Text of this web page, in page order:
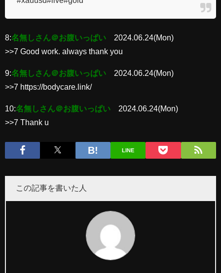
8:名無しさん＠お腹いっぱい
2024.06.24(Mon)
>>7 Good work. always thank you
9:名無しさん＠お腹いっぱい
2024.06.24(Mon)
>>7 https://bodycare.link/
10:名無しさん＠お腹いっぱい
2024.06.24(Mon)
>>7 Thank u
LINE
この記事を書いた人